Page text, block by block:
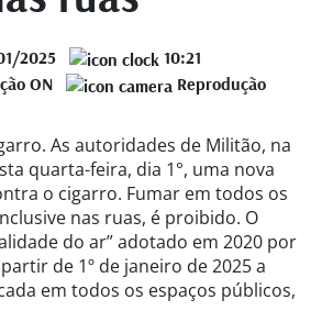
2025
10:21
ON
Reprodução
As autoridades de Militão, na
quarta-feira, dia 1°, uma nova
o cigarro. Fumar em todos os
nas ruas, é proibido. O
do ar” adotado em 2020 por
de 1º de janeiro de 2025 a
em todos os espaços públicos,